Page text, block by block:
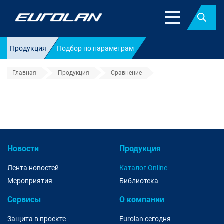
Найти
Продукция Подбор по параметрам
Главная Продукция Сравнение
Новости
Лента новостей
Мероприятия
Продукция
Каталог Online
Библиотека
Сервисы
Защита в проекте
О компании
Eurolan сегодня